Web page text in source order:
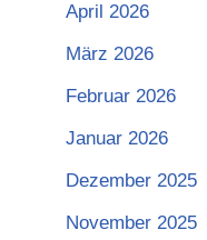
April 2026
März 2026
Februar 2026
Januar 2026
Dezember 2025
November 2025